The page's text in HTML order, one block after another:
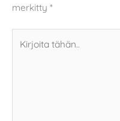
merkitty *
tähän..